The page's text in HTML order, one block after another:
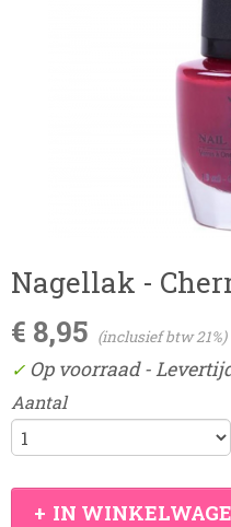
Nagellak -
€ 8,95 (inclusief btw 21%)
✓ Op voorraad-
Aantal
IN